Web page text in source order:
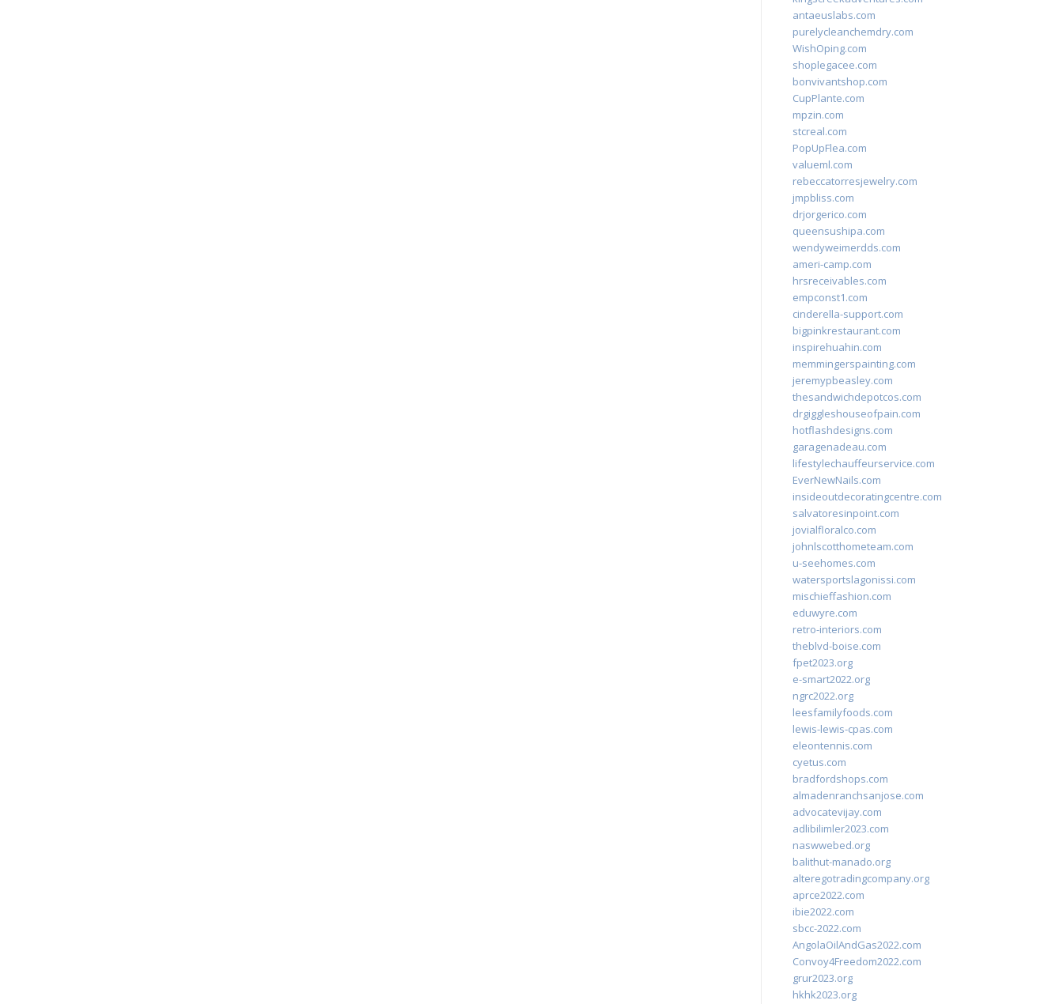
antaeuslabs.com
purelycleanchemdry.com
WishOping.com
shoplegacee.com
bonvivantshop.com
CupPlante.com
mpzin.com
stcreal.com
PopUpFlea.com
valueml.com
rebeccatorresjewelry.com
jmpbliss.com
drjorgerico.com
queensushipa.com
wendyweimerdds.com
ameri-camp.com
hrsreceivables.com
empconst1.com
cinderella-support.com
bigpinkrestaurant.com
inspirehuahin.com
memmingerspainting.com
jeremypbeasley.com
thesandwichdepotcos.com
drgiggleshouseofpain.com
hotflashdesigns.com
garagenadeau.com
lifestylechauffeurservice.com
EverNewNails.com
insideoutdecoratingcentre.com
salvatoresinpoint.com
jovialfloralco.com
johnlscotthometeam.com
u-seehomes.com
watersportslagonissi.com
mischieffashion.com
eduwyre.com
retro-interiors.com
theblvd-boise.com
fpet2023.org
e-smart2022.org
ngrc2022.org
leesfamilyfoods.com
lewis-lewis-cpas.com
eleontennis.com
cyetus.com
bradfordshops.com
almadenranchsanjose.com
advocatevijay.com
adlibilimler2023.com
naswwebed.org
balithut-manado.org
alteregotradingcompany.org
aprce2022.com
ibie2022.com
sbcc-2022.com
AngolaOilAndGas2022.com
Convoy4Freedom2022.com
grur2023.org
hkhk2023.org